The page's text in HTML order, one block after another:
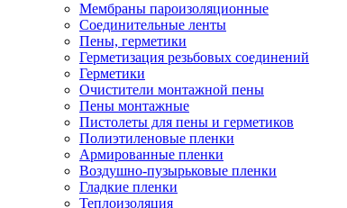
Мембраны пароизоляционные
Соединительные ленты
Пены, герметики
Герметизация резьбовых соединений
Герметики
Очистители монтажной пены
Пены монтажные
Пистолеты для пены и герметиков
Полиэтиленовые пленки
Армированные пленки
Воздушно-пузырьковые пленки
Гладкие пленки
Теплоизоляция